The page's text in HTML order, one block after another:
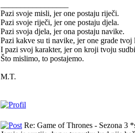
Pazi svoje misli, jer one postaju riječi.
Pazi svoje riječi, jer one postaju djela.
Pazi svoja djela, jer ona postaju navike.
Pazi kakve su ti navike, jer one grade tvoj
I pazi svoj karakter, jer on kroji tvoju
Što mislimo, to postajemo.
M.T.
Re: Game of Thrones - Sezona 3